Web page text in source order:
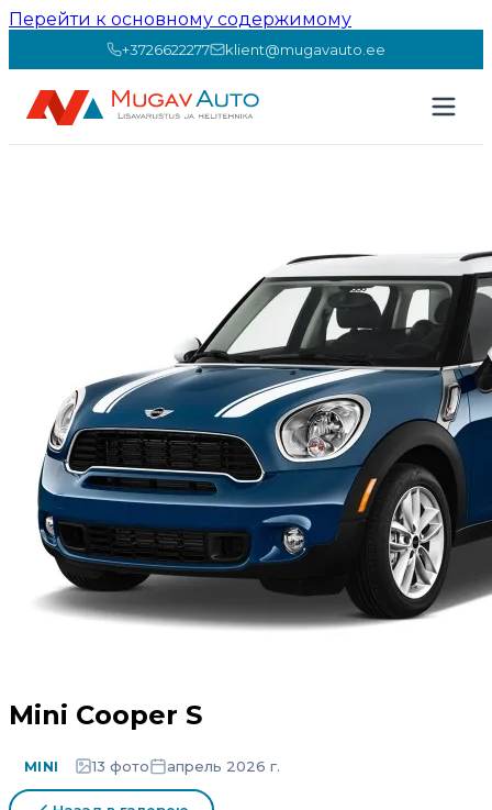
Перейти к основному содержимому
+3726622277 klient@mugavauto.ee
Mini Cooper S
MINI 13 фото апрель 2026 г.